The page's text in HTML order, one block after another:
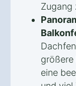
Zugang
größere
eine